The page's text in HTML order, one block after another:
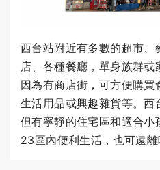
西台站附近有多數的超市、
店、各種餐廳，單身族群或
因為有商店街，可方便購買
生活用品或興趣雜貨等。西
但有寧靜的住宅區和適合小
23區內便利生活，也可遠離